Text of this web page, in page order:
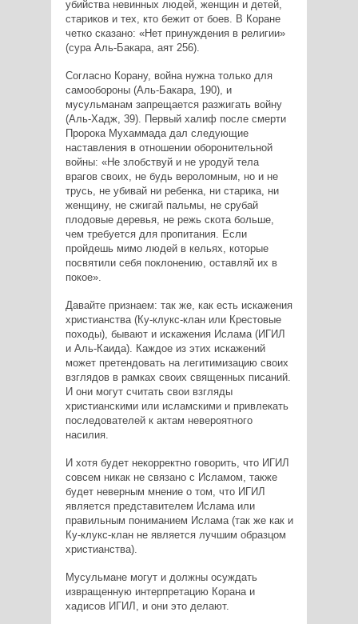
убийства невинных людей, женщин и детей,
стариков и тех, кто бежит от боев. В Коране
четко сказано: «Нет принуждения в религии»
(сура Аль-Бакара, аят 256).
Согласно Корану, война нужна только для
самообороны (Аль-Бакара, 190), и
мусульманам запрещается разжигать войну
(Аль-Хадж, 39). Первый халиф после смерти
Пророка Мухаммада дал следующие
наставления в отношении оборонительной
войны: «Не злобствуй и не уродуй тела
врагов своих, не будь вероломным, но и не
трусь, не убивай ни ребенка, ни старика, ни
женщину, не сжигай пальмы, не срубай
плодовые деревья, не режь скота больше,
чем требуется для пропитания. Если
пройдешь мимо людей в кельях, которые
посвятили себя поклонению, оставляй их в
покое».
Давайте признаем: так же, как есть искажения
христианства (Ку-клукс-клан или Крестовые
походы), бывают и искажения Ислама (ИГИЛ
и Аль-Каида). Каждое из этих искажений
может претендовать на легитимизацию своих
взглядов в рамках своих священных писаний.
И они могут считать свои взгляды
христианскими или исламскими и привлекать
последователей к актам невероятного
насилия.
И хотя будет некорректно говорить, что ИГИЛ
совсем никак не связано с Исламом, также
будет неверным мнение о том, что ИГИЛ
является представителем Ислама или
правильным пониманием Ислама (так же как и
Ку-клукс-клан не является лучшим образцом
христианства).
Мусульмане могут и должны осуждать
извращенную интерпретацию Корана и
хадисов ИГИЛ, и они это делают.